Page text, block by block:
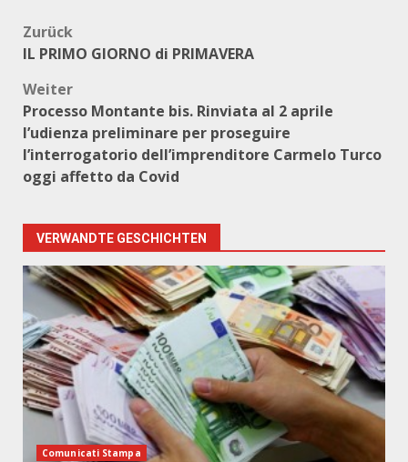
Beitragsnavigation
Zurück
IL PRIMO GIORNO di PRIMAVERA
Weiter
Processo Montante bis. Rinviata al 2 aprile
l’udienza preliminare per proseguire
l’interrogatorio dell’imprenditore Carmelo Turco
oggi affetto da Covid
VERWANDTE GESCHICHTEN
Comunicati Stampa